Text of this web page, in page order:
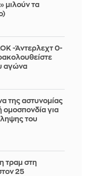
μιλούν τα
-Άντερλεχτ 0-
αγώνα
της αστυνομίας
ομοσπονδία για
του
τραμ στη
25